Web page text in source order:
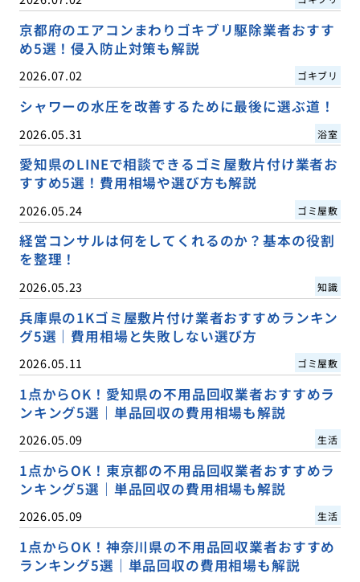
京都府のエアコンまわりゴキブリ駆除業者おすす
め5選！侵入防止対策も解説
2026.07.02 ゴキブリ
シャワーの水圧を改善するために最後に選ぶ道！
2026.05.31 浴室
愛知県のLINEで相談できるゴミ屋敷片付け業者お
すすめ5選！費用相場や選び方も解説
2026.05.24 ゴミ屋敷
経営コンサルは何をしてくれるのか？基本の役割
を整理！
2026.05.23 知識
兵庫県の1Kゴミ屋敷片付け業者おすすめランキン
グ5選｜費用相場と失敗しない選び方
2026.05.11 ゴミ屋敷
1点からOK！愛知県の不用品回収業者おすすめラ
ンキング5選｜単品回収の費用相場も解説
2026.05.09 生活
1点からOK！東京都の不用品回収業者おすすめラ
ンキング5選｜単品回収の費用相場も解説
2026.05.09 生活
1点からOK！神奈川県の不用品回収業者おすすめ
ランキング5選｜単品回収の費用相場も解説